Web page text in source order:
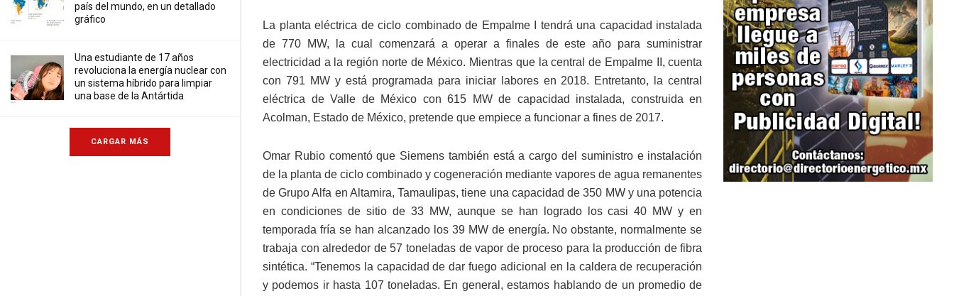
país del mundo, en un detallado
gráfico
Una estudiante de 17 años
revoluciona la energía nuclear con
un sistema híbrido para limpiar
una base de la Antártida
CARGAR MÁS
La planta eléctrica de ciclo combinado de Empalme I tendrá una capacidad instalada
de 770 MW, la cual comenzará a operar a finales de este año para suministrar
electricidad a la región norte de México. Mientras que la central de Empalme II, cuenta
con 791 MW y está programada para iniciar labores en 2018. Entretanto, la central
eléctrica de Valle de México con 615 MW de capacidad instalada, construida en
Acolman, Estado de México, pretende que empiece a funcionar a fines de 2017.
Omar Rubio comentó que Siemens también está a cargo del suministro e instalación
de la planta de ciclo combinado y cogeneración mediante vapores de agua remanentes
de Grupo Alfa en Altamira, Tamaulipas, tiene una capacidad de 350 MW y una potencia
en condiciones de sitio de 33 MW, aunque se han logrado los casi 40 MW y en
temporada fría se han alcanzado los 39 MW de energía. No obstante, normalmente se
trabaja con alrededor de 57 toneladas de vapor de proceso para la producción de fibra
sintética. “Tenemos la capacidad de dar fuego adicional en la caldera de recuperación
y podemos ir hasta 107 toneladas. En general, estamos hablando de un promedio de